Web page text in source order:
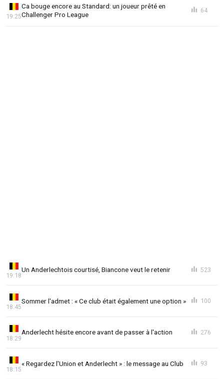
Ca bouge encore au Standard: un joueur prêté en
Challenger Pro League
19:25
64
Un Anderlechtois courtisé, Biancone veut le retenir
19:18
523
Sommer l'admet : « Ce club était également une option »
18:45
100
Anderlecht hésite encore avant de passer à l'action
18:29
276
« Regardez l'Union et Anderlecht » : le message au Club
18:15
93